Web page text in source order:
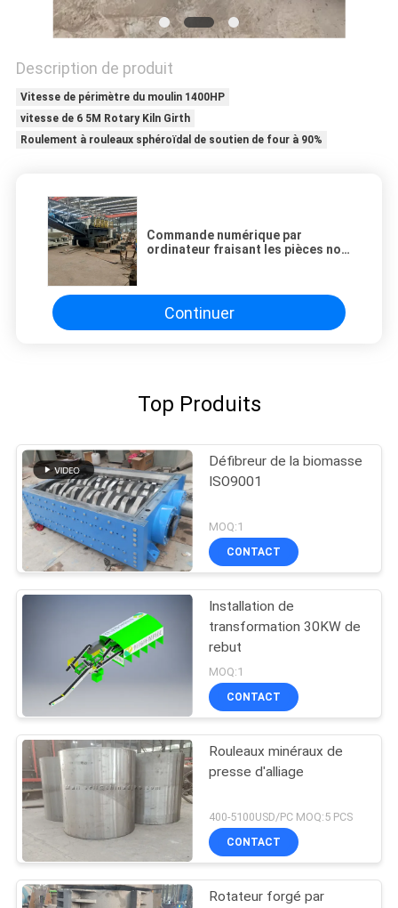
Description de produit
Vitesse de périmètre du moulin 1400HP
vitesse de 6 5M Rotary Kiln Girth
Roulement à rouleaux sphéroïdal de soutien de four à 90%
Commande numérique par
ordinateur fraisant les pièces non
Continuer
Top Produits
Défibreur de la biomasse
ISO9001
MOQ:1
CONTACT
Installation de
transformation 30KW de
rebut
MOQ:1
CONTACT
Rouleaux minéraux de
presse d'alliage
400-5100USD/PC MOQ:5 PCS
CONTACT
Rotateur forgé par